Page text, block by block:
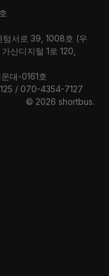
텀서로 39, 1008호 (우
산디지털 1로 120,
대-0161호
/ 070-4354-7127
© 2026 shortbus.